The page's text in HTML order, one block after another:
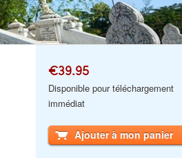
€39.95
Disponible pour téléchargement
immédiat
Ajouter à mon panier